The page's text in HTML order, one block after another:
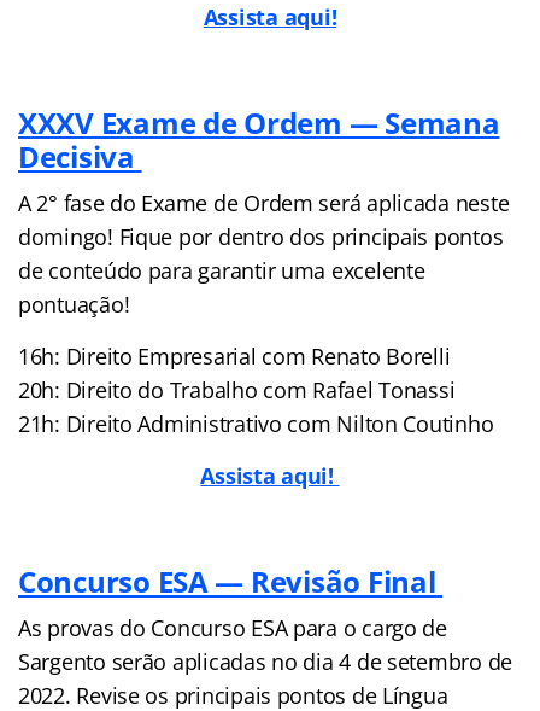
Assista aqui!
XXXV Exame de Ordem — Semana
Decisiva
A 2° fase do Exame de Ordem será aplicada neste
domingo! Fique por dentro dos principais pontos
de conteúdo para garantir uma excelente
pontuação!
16h: Direito Empresarial com Renato Borelli
20h: Direito do Trabalho com Rafael Tonassi
21h: Direito Administrativo com Nilton Coutinho
Assista aqui!
Concurso ESA — Revisão Final
As provas do Concurso ESA para o cargo de
Sargento serão aplicadas no dia 4 de setembro de
2022. Revise os principais pontos de Língua